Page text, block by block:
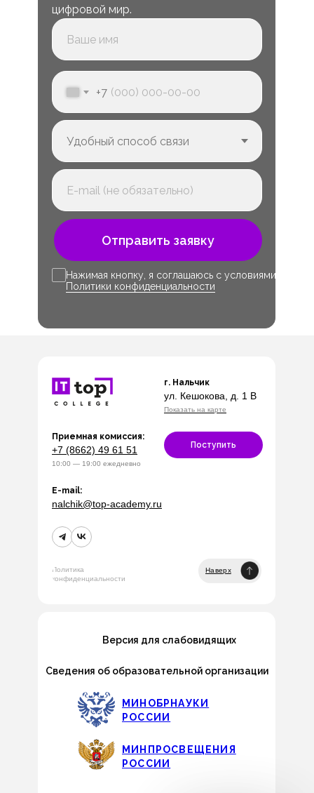
цифровой мир.
+7
Отправить заявку
Нажимая кнопку, я соглашаюсь с условиями
Политики конфиденциальности
Наверх
Политика
конфиденциальности
10:00 — 19:00 ежедневно
г. Нальчик
nalchik@top-academy.ru
E-mail:
Приемная комиссия:
ул. Кешокова, д. 1 В
Показать на карте
Поступить
+7 (8662) 49 61 51
Версия для слабовидящих
Сведения об образовательной организации
МИНПРОСВЕЩЕНИЯ
РОССИИ
МИНОБРНАУКИ
РОССИИ